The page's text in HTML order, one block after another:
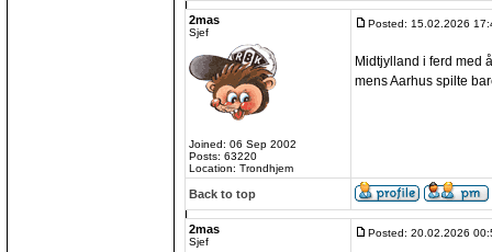
2mas
Sjef
Joined: 06 Sep 2002
Posts: 63220
Location: Trondhjem
Posted: 15.02.2026
Midtjylland i ferd med
mens Aarhus spilte
Back to top
2mas
Sjef
Posted: 20.02.2026